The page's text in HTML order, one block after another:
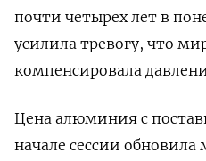
почти четырех лет в
усилила тревогу, что
компенсировала
Цена алюминия ​с
начале сессии обновила